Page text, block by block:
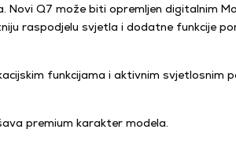
Q7 može biti opremljen digitalnim
raspodjelu svjetla i dodatne funkcije
funkcijama i aktivnim svjetlosnim
premium karakter modela.